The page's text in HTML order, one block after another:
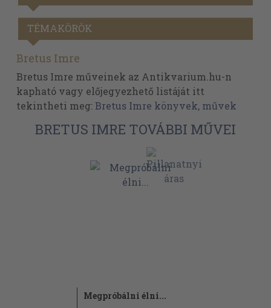
TÉMAKÖRÖK
Bretus Imre
Bretus Imre műveinek az Antikvarium.hu-n
kapható vagy előjegyezhető listáját itt
tekintheti meg:Bretus Imre könyvek, művek
BRETUS IMRE TOVÁBBI MŰVEI
Megpróbálni élni...